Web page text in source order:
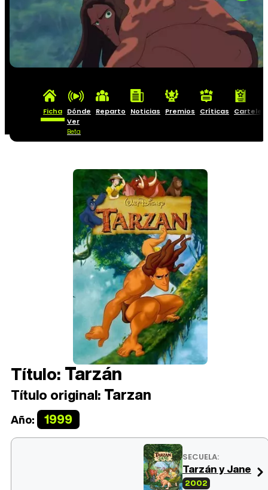
Ficha Dónde
Ver
Beta
Reparto Noticias Premios Críticas Carteles
Título:Tarzán
Título original: Tarzan
Año: 1999
SECUELA:
Tarzán y Jane
2002